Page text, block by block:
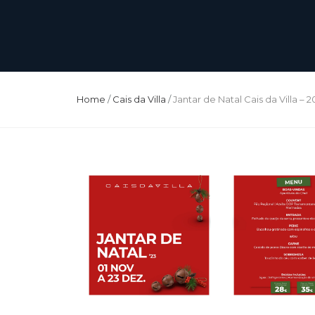
Home /Cais da Villa /Jantar de Natal Cais da Villa –